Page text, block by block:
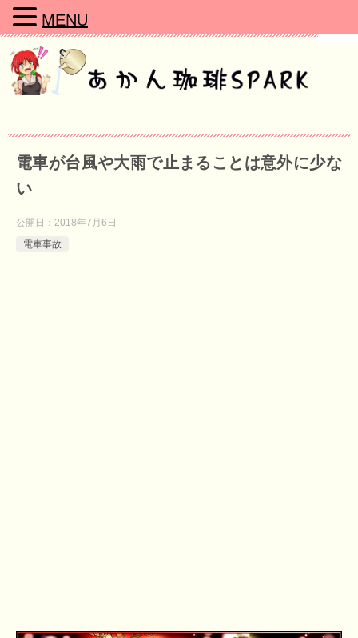
電車が台風や大雨で止まることは意外に少な
い
公開日： 2018年7月6日
電車事故
MENU